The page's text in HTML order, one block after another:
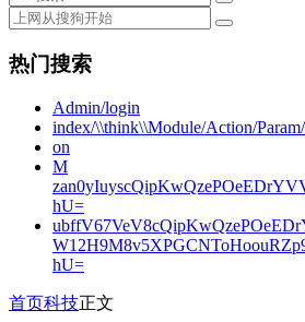
热门搜索
Admin/login
index/\\think\\Module/Action/
on
M
hU=
hU=
首页科技正文